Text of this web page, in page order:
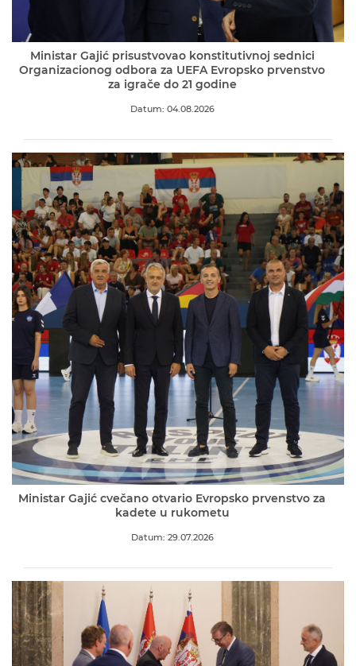
Ministar Gajić prisustvovao konstitutivnoj sednici
Organizacionog odbora za UEFA Evropsko prvenstvo
za igrače do 21 godine
Datum: 04.08.2026
Ministar Gajić cvečano otvario Evropsko prvenstvo za
kadete u rukometu
Datum: 29.07.2026